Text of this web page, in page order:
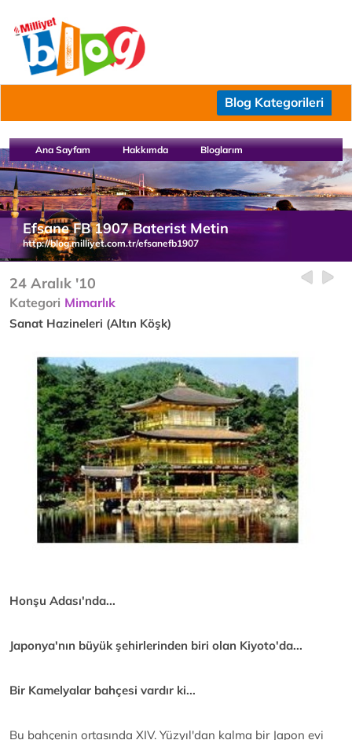
Blog Kategorileri
Ana Sayfam Hakkımda Bloglarım
Efsane FB 1907 Baterist Metin
http://blog.milliyet.com.tr/efsanefb1907
24 Aralık '10
Kategori Mimarlık
Sanat Hazineleri (Altın Köşk)
Honşu Adası'nda...
Japonya'nın büyük şehirlerinden biri olan Kiyoto'da...
Bir Kamelyalar bahçesi vardır ki...
Bu bahçenin ortasında XIV. Yüzyıl'dan kalma bir Japon evi